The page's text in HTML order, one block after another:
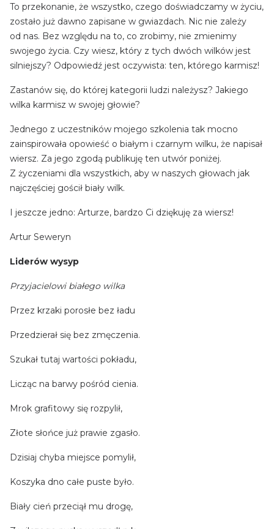
To przekonanie, że wszystko, czego doświadczamy w życiu,
zostało już dawno zapisane w gwiazdach. Nic nie zależy
od nas. Bez względu na to, co zrobimy, nie zmienimy
swojego życia. Czy wiesz, który z tych dwóch wilków jest
silniejszy? Odpowiedź jest oczywista: ten, którego karmisz!
Zastanów się, do której kategorii ludzi należysz? Jakiego
wilka karmisz w swojej głowie?
Jednego z uczestników mojego szkolenia tak mocno
zainspirowała opowieść o białym i czarnym wilku, że napisał
wiersz. Za jego zgodą publikuję ten utwór poniżej.
Z życzeniami dla wszystkich, aby w naszych głowach jak
najczęściej gościł biały wilk.
I jeszcze jedno: Arturze, bardzo Ci dziękuję za wiersz!
Artur Seweryn
Liderów wysyp
Przyjacielowi białego wilka
Przez krzaki porosłe bez ładu
Przedzierał się bez zmęczenia.
Szukał tutaj wartości pokładu,
Licząc na barwy pośród cienia.
Mrok grafitowy się rozpylił,
Złote słońce już prawie zgasło.
Dzisiaj chyba miejsce pomylił,
Koszyka dno całe puste było.
Biały cień przeciął mu drogę,